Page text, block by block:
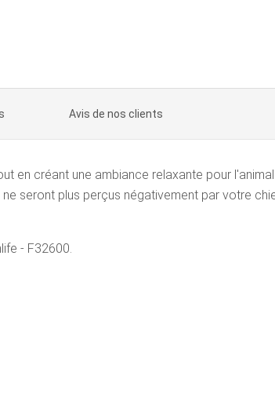
Avis de nos clients
en créant une ambiance relaxante pour
seront plus perçus négativement par votre
- F32600.